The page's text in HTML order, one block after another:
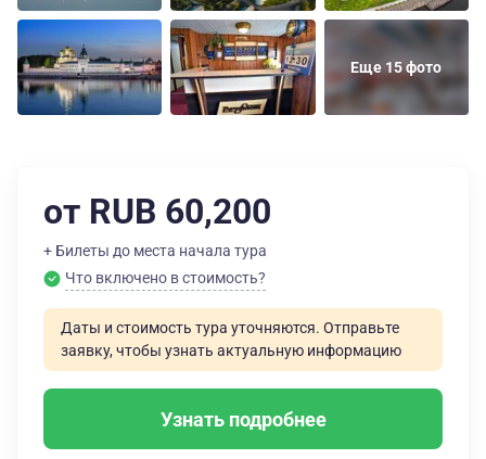
Еще 15 фото
от RUB 60,200
+ Билеты до места начала тура
Что включено в стоимость?
Даты и стоимость тура уточняются. Отправьте
заявку, чтобы узнать актуальную информацию
Узнать подробнее